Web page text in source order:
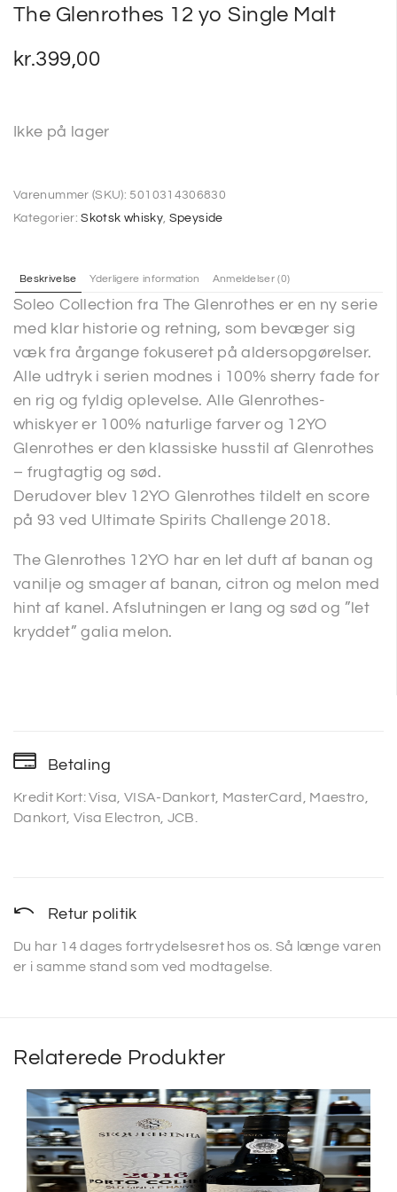
The Glenrothes 12 yo Single Malt
kr.399,00
Ikke på lager
Varenummer (SKU): 5010314306830
Kategorier:Skotsk whisky, Speyside
Beskrivelse Yderligere information Anmeldelser (0)
Soleo Collection fra The Glenrothes er en ny serie
med klar historie og retning, som bevæger sig
væk fra årgange fokuseret på aldersopgørelser.
Alle udtryk i serien modnes i 100% sherry fade for
en rig og fyldig oplevelse. Alle Glenrothes-
whiskyer er 100% naturlige farver og 12YO
Glenrothes er den klassiske husstil af Glenrothes
– frugtagtig og sød.
Derudover blev 12YO Glenrothes tildelt en score
på 93 ved Ultimate Spirits Challenge 2018.
The Glenrothes 12YO har en let duft af banan og
vanilje og smager af banan, citron og melon med
hint af kanel. Afslutningen er lang og sød og ”let
kryddet” galia melon.
Betaling
Kredit Kort: Visa, VISA-Dankort, MasterCard, Maestro,
Dankort, Visa Electron, JCB.
Retur politik
Du har 14 dages fortrydelsesret hos os. Så længe varen
er i samme stand som ved modtagelse.
Relaterede Produkter